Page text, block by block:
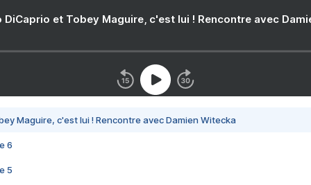
DiCaprio et Tobey Maguire, c'est lui ! Rencontre avec
Maguire, c'est lui ! Rencontre avec Damien Witecka
6
5